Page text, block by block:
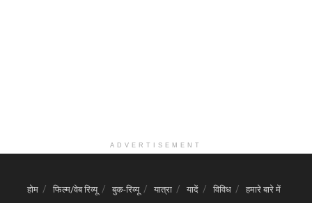
ADVERTISEMENT
होम फिल्म/वेब रिव्यू बुक-रिव्यू यात्रा यादें विविध हमारे बारे में